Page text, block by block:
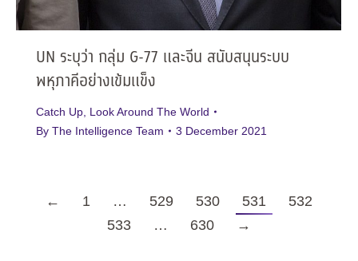
UN ระบุว่า กลุ่ม G-77 และจีน สนับสนุนระบบ
พหุภาคีอย่างเข้มแข็ง
Catch Up, Look Around The World
By The Intelligence Team 3 December 2021
← 1 … 529 530 531
532
533
… 630 →